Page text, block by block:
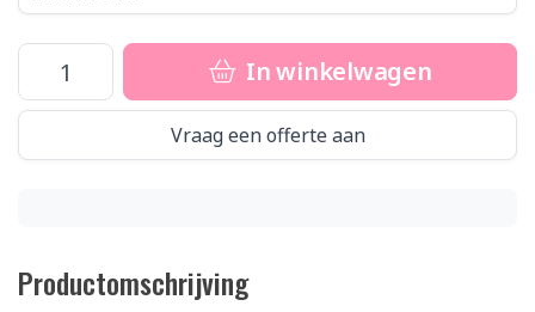
In winkelwagen
Vraag een offerte aan
Productomschrijving